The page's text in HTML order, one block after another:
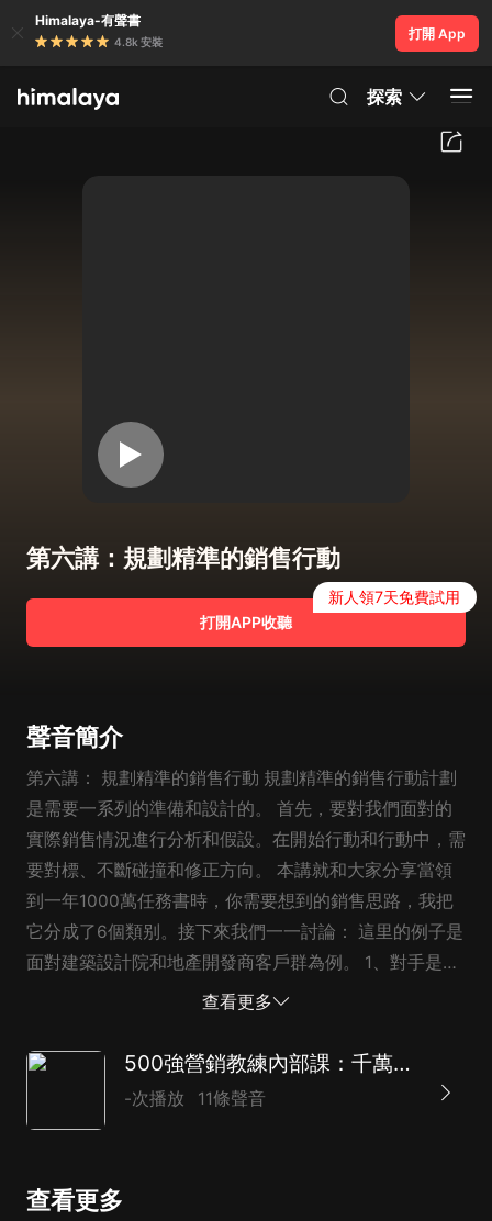
Himalaya-有聲書
4.8k 安裝
打開 App
探索
第六講：規劃精準的銷售行動
打開APP收聽
新人領7天免費試用
聲音簡介
第六講： 規劃精準的銷售行動 規劃精準的銷售行動計劃
是需要一系列的準備和設計的。 首先，要對我們面對的
實際銷售情況進行分析和假設。在開始行動和行動中，需
要對標、不斷碰撞和修正方向。 本講就和大家分享當領
到一年1000萬任務書時，你需要想到的銷售思路，我把
它分成了6個類别。接下來我們一一討論： 這里的例子是
面對建築設計院和地產開發商客戶群為例。 1、對手是
誰： 首先，我們需要從對市場上主要的對手定位分析開
解決方案；B公司的雲計算解決方案；C公司的多人協作
解決方案等。這是很關鍵的一步，因為這就決定了接下來
去突破？還是放棄，找下一家？ 競爭，是一個很復雜也
查看更多
500強營銷教練內部課：千萬銷售實戰秘訣
-次播放 11條聲音
查看更多